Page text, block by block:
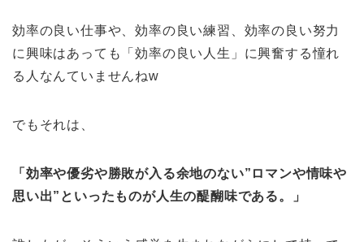
効率の良い仕事や、効率の良い練習、効率の良い努力
に興味はあっても「効率の良い人生」に興奮する憧れ
る人なんていませんねw
でもそれは、
「効率や優劣や勝敗が入る余地のない”ロマンや情味や
思い出”といったものが人生の醍醐味である。」